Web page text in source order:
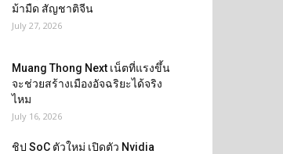
ม้ามืด สัญชาติจีน
July 27, 2026
Muang Thong Next เน็ตที่แรงขึ้น
จะช่วยสร้างเมืองอัจฉริยะได้จริง
ไหม
July 16, 2026
ชิป SoC ตัวใหม่ เปิดตัว Nvidia